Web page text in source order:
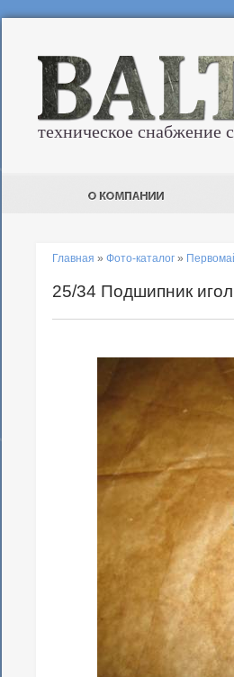
техническое снабжение
Главная » Фото-каталог »
25/34 Подшипник